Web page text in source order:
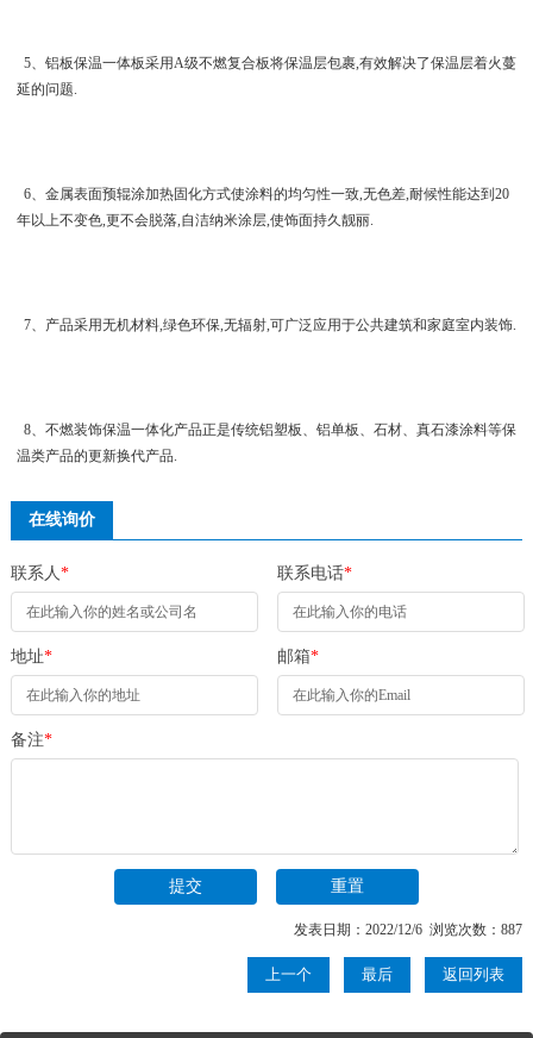
5、铝板保温一体板采用A级不燃复合板将保温层包裹,有效解决了保温层着火蔓
延的问题.
6、金属表面预辊涂加热固化方式使涂料的均匀性一致,无色差,耐候性能达到20
年以上不变色,更不会脱落,自洁纳米涂层,使饰面持久靓丽.
7、产品采用无机材料,绿色环保,无辐射,可广泛应用于公共建筑和家庭室内装饰.
8、不燃装饰保温一体化产品正是传统铝塑板、铝单板、石材、真石漆涂料等保
温类产品的更新换代产品.
在线询价
联系人* 联系电话*
地址* 邮箱*
备注*
发表日期：2022/12/6 浏览次数：887
上一个 最后 返回列表